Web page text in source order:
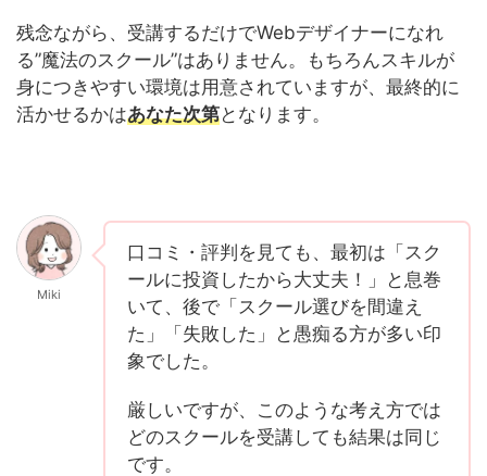
残念ながら、受講するだけでWebデザイナーになれ
る”魔法のスクール”はありません。もちろんスキルが
身につきやすい環境は用意されていますが、最終的に
活かせるかはあなた次第となります。
Miki
口コミ・評判を見ても、最初は「スク
ールに投資したから大丈夫！」と息巻
いて、後で「スクール選びを間違え
た」「失敗した」と愚痴る方が多い印
象でした。
厳しいですが、このような考え方では
どのスクールを受講しても結果は同じ
です。